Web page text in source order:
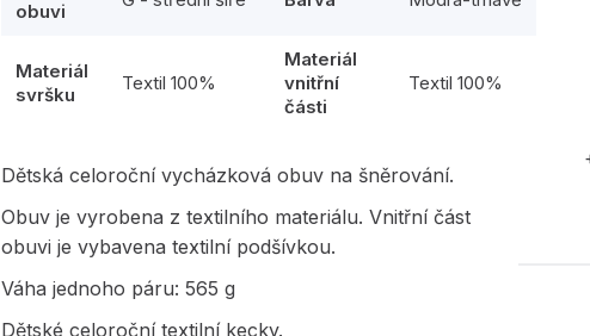
obuvi
Materiál
svršku
Textil 100%
Materiál
vnitřní
části
Textil 100%
Dětská celoroční vycházková obuv na šněrování.
Obuv je vyrobena z textilního materiálu. Vnitřní část
obuvi je vybavena textilní podšívkou.
Váha jednoho páru: 565 g
Dětské celoroční textilní kecky.